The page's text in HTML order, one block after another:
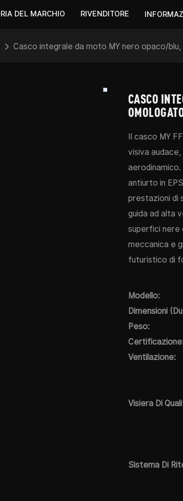
DEL MARCHIO RIVENDITORE
Casco integrale da moto MY nero opaco/
CASCO
Il casco MY
visiva
antiurto in
prestazioni di
guida ad alta
superfici nere
meccanica e
futuristico di
Modello:
Dimensioni
Peso:
Ventilazione:
Visiera Di
Sistema Di